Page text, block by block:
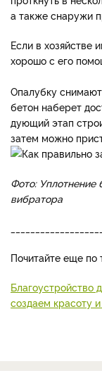
а также снаружи
Если в хозяйстве
хоро­шо с его
Опалубку
бетон наберет
дующий этап
затем можно
Фото: Уплотнение
вибратора
Почитайте еще по
Благоустройство
создаем красоту